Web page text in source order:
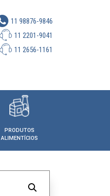
11 98876-9846
11 2201-9041
11 2656-1161
PRODUTOS
ALIMENTÍCIOS